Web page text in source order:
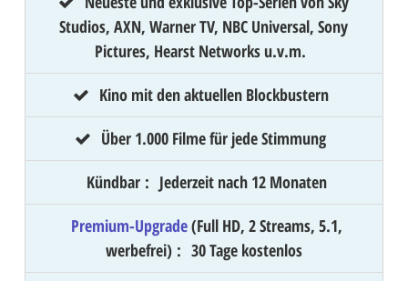
Studios, AXN, Warner TV, NBC Universal, Sony
Pictures, Hearst Networks u.v.m.
Kino mit den aktuellen Blockbustern
Über 1.000 Filme für jede Stimmung
Kündbar : Jederzeit nach 12 Monaten
Premium-Upgrade(Full HD, 2 Streams, 5.1,
werbefrei) : 30 Tage kostenlos